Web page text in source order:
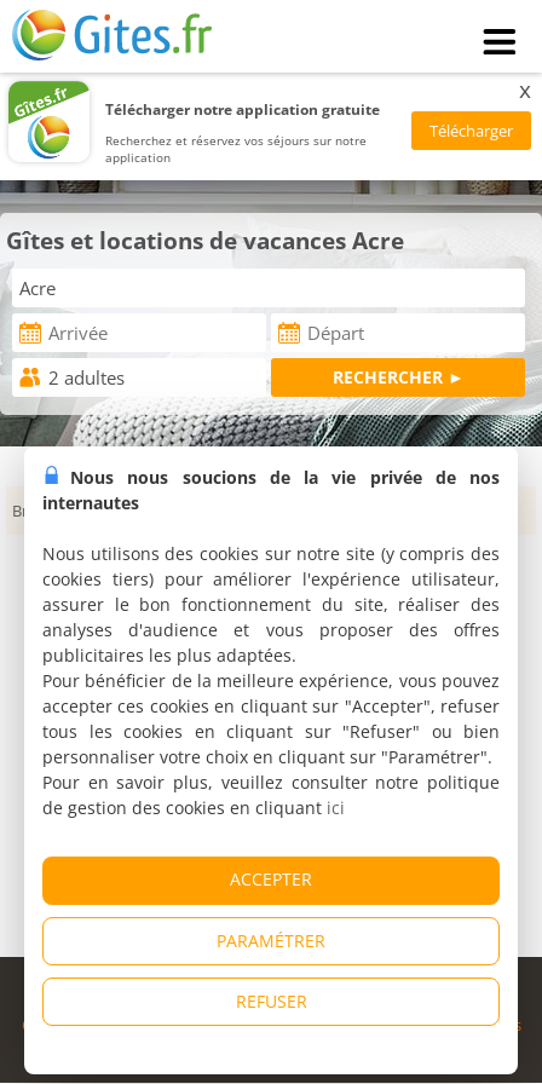
Télécharger notre application gratuite
Recherchez et réservez vos séjours sur notre
application
x
Gîtes et locations de vacances Acre
Brasiléia
© Copyright 1998 - 2026
Cybevasion|Mentions légales|Confidentialité|CGU|Informations
Nous nous soucions de la vie privée de nos
internautes
Nous utilisons des cookies sur notre site (y compris des
cookies tiers) pour améliorer l'expérience utilisateur,
assurer le bon fonctionnement du site, réaliser des
analyses d'audience et vous proposer des offres
publicitaires les plus adaptées.
Pour bénéficier de la meilleure expérience, vous pouvez
accepter ces cookies en cliquant sur "Accepter", refuser
tous les cookies en cliquant sur "Refuser" ou bien
personnaliser votre choix en cliquant sur "Paramétrer".
Pour en savoir plus, veuillez consulter notre politique
de gestion des cookies en cliquant ici
ACCEPTER
PARAMÉTRER
REFUSER